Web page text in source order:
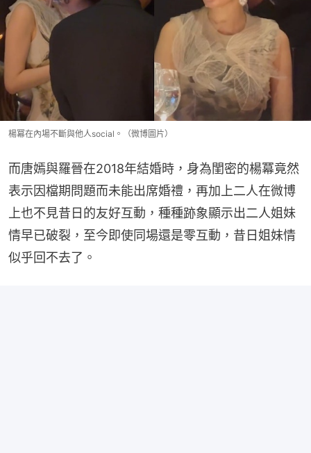
楊冪在內場不斷與他人social。（微博圖片）
而唐嫣與羅晉在2018年結婚時，身為閨密的楊冪竟然
表示因檔期問題而未能出席婚禮，再加上二人在微博
上也不見昔日的友好互動，種種跡象顯示出二人姐妹
情早已破裂，至今即使同場還是零互動，昔日姐妹情
似乎回不去了。